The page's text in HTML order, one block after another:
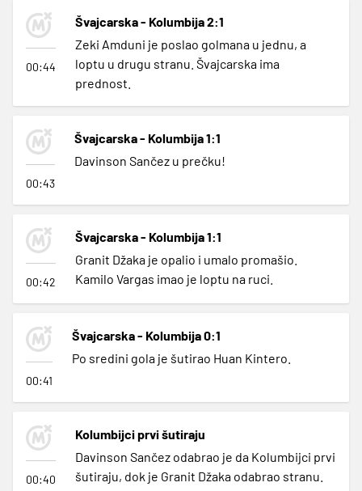
00:44
Švajcarska - Kolumbija 2:1
Zeki Amduni je poslao golmana u jednu, a
loptu u drugu stranu. Švajcarska ima
prednost.
00:43
Švajcarska - Kolumbija 1:1
Davinson Sančez u prečku!
00:42
Švajcarska - Kolumbija 1:1
Granit Džaka je opalio i umalo promašio.
Kamilo Vargas imao je loptu na ruci.
00:41
Švajcarska - Kolumbija 0:1
Po sredini gola je šutirao Huan Kintero.
00:40
Kolumbijci prvi šutiraju
Davinson Sančez odabrao je da Kolumbijci prvi
šutiraju, dok je Granit Džaka odabrao stranu.